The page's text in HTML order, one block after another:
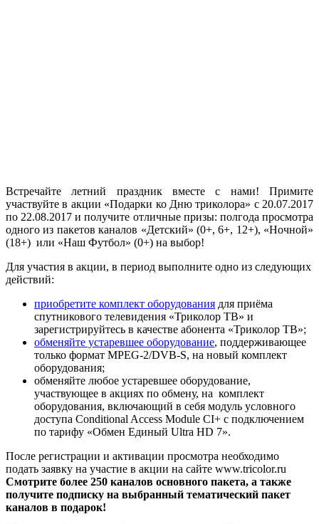
Встречайте летний праздник вместе с нами! Примите
участвуйте в акции «Подарки ко Дню триколора» с 20.07.2017
по 22.08.2017 и получите отличные призы: полгода просмотра
одного из пакетов каналов «Детский» (0+, 6+, 12+), «Ночной»
(18+) или «Наш Футбол» (0+) на выбор!
Для участия в акции, в период выполните одно из следующих
действий:
приобретите комплект оборудования для приёма
спутникового телевидения «Триколор ТВ» и
зарегистрируйтесь в качестве абонента «Триколор ТВ»;
обменяйте устаревшее оборудование, поддерживающее
только формат MPEG-2/DVB-S, на новый комплект
оборудования;
обменяйте любое устаревшее оборудование,
участвующее в акциях по обмену, на комплект
оборудования, включающий в себя модуль условного
доступа Conditional Access Module CI+ с подключением
по тарифу «Обмен Единый Ultra HD 7».
После регистрации и активации просмотра необходимо
подать заявку на участие в акции на сайте www.tricolor.ru
Смотрите более 250 каналов основного пакета, а также
получите подписку на выбранный тематический пакет
каналов в подарок!